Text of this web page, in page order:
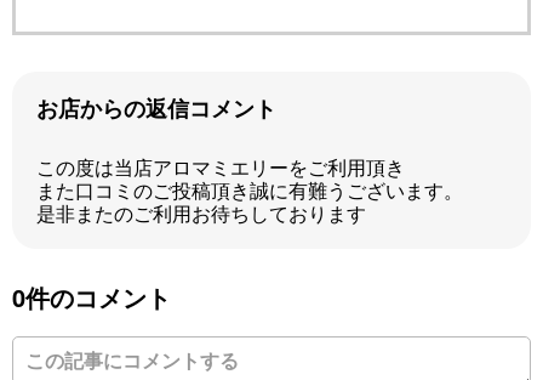
お店からの返信コメント
この度は当店アロマミエリーをご利用頂き
また口コミのご投稿頂き誠に有難うございます。
是非またのご利用お待ちしております
0件のコメント